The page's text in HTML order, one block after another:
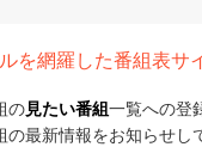
を網羅した番組表サ
の見たい番組 一覧への登
の最新情報をお知らせし